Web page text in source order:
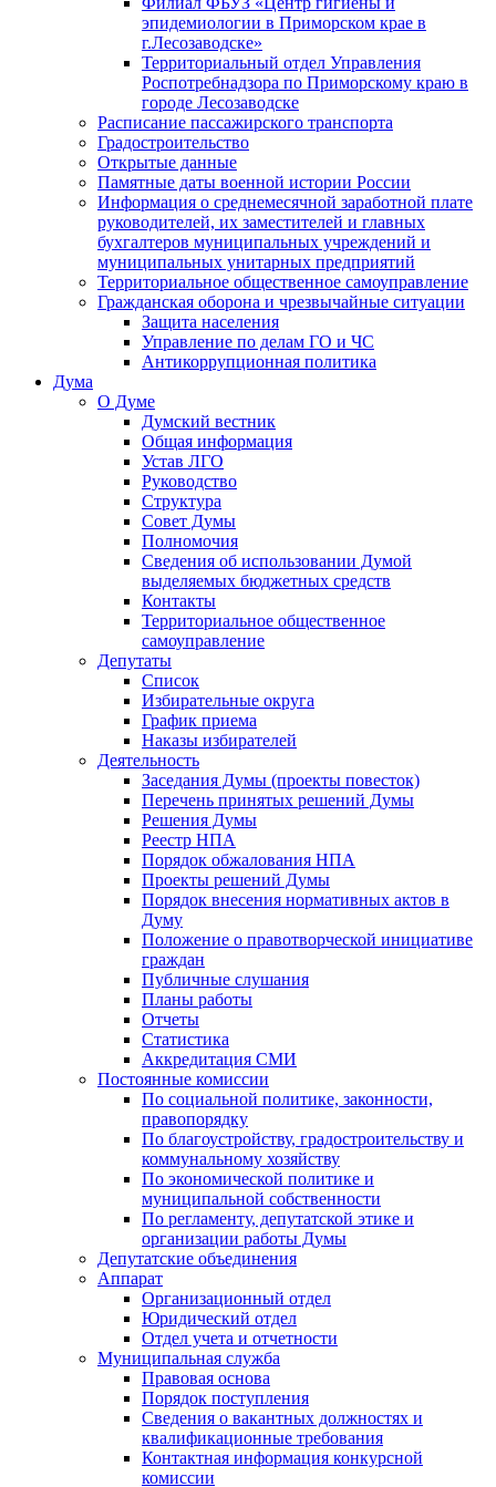
эпидемиологии в Приморском крае в
г.Лесозаводске»
Территориальный отдел Управления
Роспотребнадзора по Приморскому краю в
городе Лесозаводске
Расписание пассажирского транспорта
Градостроительство
Открытые данные
Памятные даты военной истории России
Информация о среднемесячной заработной плате
руководителей, их заместителей и главных
бухгалтеров муниципальных учреждений и
муниципальных унитарных предприятий
Территориальное общественное самоуправление
Гражданская оборона и чрезвычайные ситуации
Защита населения
Управление по делам ГО и ЧС
Антикоррупционная политика
Дума
О Думе
Думский вестник
Общая информация
Устав ЛГО
Руководство
Структура
Совет Думы
Полномочия
Сведения об использовании Думой
выделяемых бюджетных средств
Контакты
Территориальное общественное
самоуправление
Депутаты
Список
Избирательные округа
График приема
Наказы избирателей
Деятельность
Заседания Думы (проекты повесток)
Перечень принятых решений Думы
Решения Думы
Реестр НПА
Порядок обжалования НПА
Проекты решений Думы
Порядок внесения нормативных актов в
Думу
Положение о правотворческой инициативе
граждан
Публичные слушания
Планы работы
Отчеты
Статистика
Аккредитация СМИ
Постоянные комиссии
По социальной политике, законности,
правопорядку
По благоустройству, градостроительству и
коммунальному хозяйству
По экономической политике и
муниципальной собственности
По регламенту, депутатской этике и
организации работы Думы
Депутатские объединения
Аппарат
Организационный отдел
Юридический отдел
Отдел учета и отчетности
Муниципальная служба
Правовая основа
Порядок поступления
Сведения о вакантных должностях и
квалификационные требования
Контактная информация конкурсной
комиссии